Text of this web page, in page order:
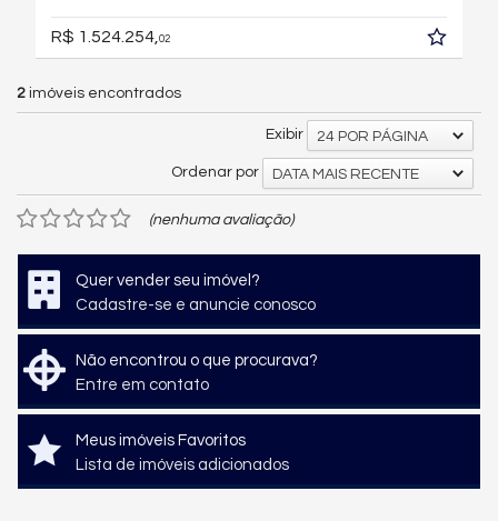
R$ 1.524.254,02
2 imóveis encontrados
Exibir 24 POR PÁGINA
Ordenar por DATA MAIS RECENTE
(nenhuma avaliação)
Quer vender seu imóvel?
Cadastre-se e anuncie conosco
Não encontrou o que procurava?
Entre em contato
Meus imóveis Favoritos
Lista de imóveis adicionados